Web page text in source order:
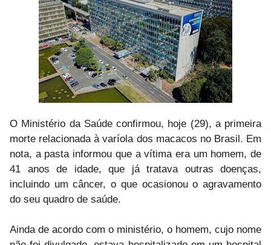
O Ministério da Saúde confirmou, hoje (29), a primeira
morte relacionada à varíola dos macacos no Brasil. Em
nota, a pasta informou que a vítima era um homem, de
41 anos de idade, que já tratava outras doenças,
incluindo um câncer, o que ocasionou o agravamento
do seu quadro de saúde.
Ainda de acordo com o ministério, o homem, cujo nome